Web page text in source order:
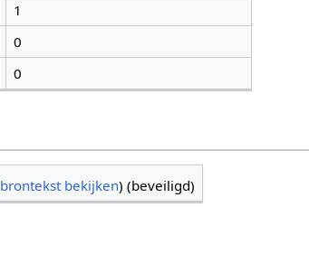
1
0
0
brontekst bekijken) (beveiligd)